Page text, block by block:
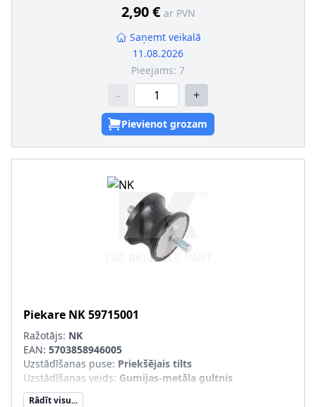
:M8 x 1,25
2,90 € ar PVN
Saņemt veikalā
11.08.2026
Pieejams: 7
- +
Pievienot grozam
Piekare NK59715001
Ražotājs: NK
EAN: 5703858946005
Uzstādīšanas puse: Priekšējais tilts
Uzstādīšanas veids: Gumijas-metāla gultnis
Neto svars [kg]
Rādīt visu...